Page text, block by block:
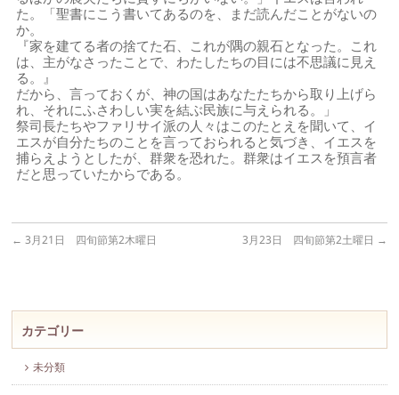
た。「聖書にこう書いてあるのを、まだ読んだことがないの
か。
『家を建てる者の捨てた石、これが隅の親石となった。これ
は、主がなさったことで、わたしたちの目には不思議に見え
る。』
だから、言っておくが、神の国はあなたたちから取り上げら
れ、それにふさわしい実を結ぶ民族に与えられる。」
祭司長たちやファリサイ派の人々はこのたとえを聞いて、イ
エスが自分たちのことを言っておられると気づき、イエスを
捕らえようとしたが、群衆を恐れた。群衆はイエスを預言者
だと思っていたからである。
← 3月21日 四旬節第2木曜日 3月23日 四旬節第2土曜日 →
カテゴリー
未分類